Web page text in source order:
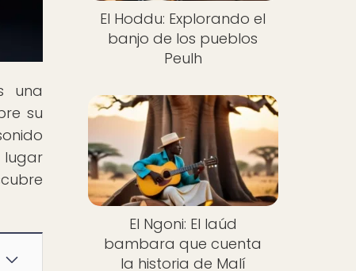
una
su
lugar
El Hoddu: Explorando el
banjo de los pueblos
Peulh
El Ngoni: El laúd
bambara que cuenta
la historia de Malí